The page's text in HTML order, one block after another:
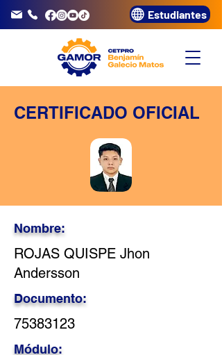
3320072 Estudiantes
CERTIFICADO OFICIAL
Nombre:
ROJAS QUISPE Jhon
Andersson
Documento:
75383123
Módulo: